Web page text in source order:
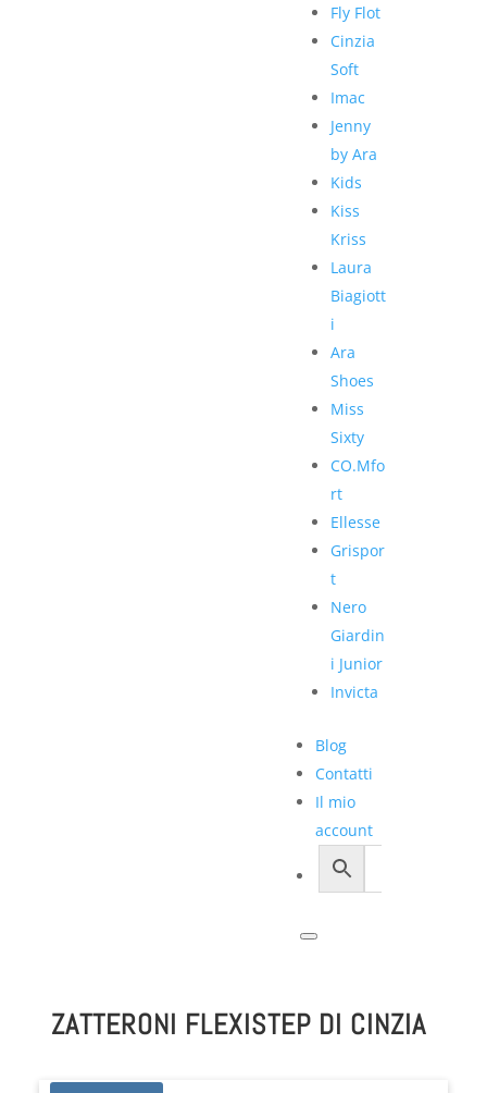
Fly Flot
Cinzia
Soft
Imac
Jenny
by Ara
Kids
Kiss
Kriss
Laura
Biagiott
i
Ara
Shoes
Miss
Sixty
CO.Mfo
rt
Ellesse
Grispor
t
Nero
Giardin
i Junior
Invicta
Blog
Contatti
Il mio
account
ZATTERONI FLEXISTEP DI CINZIA